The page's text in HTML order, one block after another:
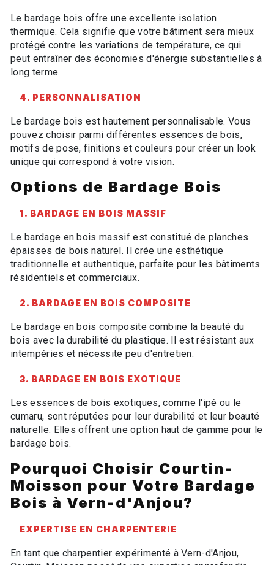
Le bardage bois offre une excellente isolation
thermique. Cela signifie que votre bâtiment sera mieux
protégé contre les variations de température, ce qui
peut entraîner des économies d'énergie substantielles à
long terme.
4. PERSONNALISATION
Le bardage bois est hautement personnalisable. Vous
pouvez choisir parmi différentes essences de bois,
motifs de pose, finitions et couleurs pour créer un look
unique qui correspond à votre vision.
Options de Bardage Bois
1. BARDAGE EN BOIS MASSIF
Le bardage en bois massif est constitué de planches
épaisses de bois naturel. Il crée une esthétique
traditionnelle et authentique, parfaite pour les bâtiments
résidentiels et commerciaux.
2. BARDAGE EN BOIS COMPOSITE
Le bardage en bois composite combine la beauté du
bois avec la durabilité du plastique. Il est résistant aux
intempéries et nécessite peu d'entretien.
3. BARDAGE EN BOIS EXOTIQUE
Les essences de bois exotiques, comme l'ipé ou le
cumaru, sont réputées pour leur durabilité et leur beauté
naturelle. Elles offrent une option haut de gamme pour le
bardage bois.
Pourquoi Choisir Courtin-
Moisson pour Votre Bardage
Bois à Vern-d'Anjou?
EXPERTISE EN CHARPENTERIE
En tant que charpentier expérimenté à Vern-d'Anjou,